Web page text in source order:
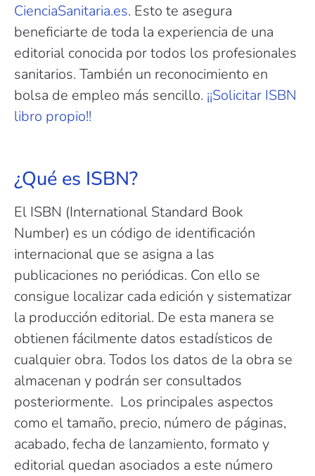
CienciaSanitaria.es. Esto te asegura
beneficiarte de toda la experiencia de una
editorial conocida por todos los profesionales
sanitarios. También un reconocimiento en
bolsa de empleo más sencillo. ¡¡Solicitar ISBN
libro propio!!
¿Qué es ISBN?
El ISBN (International Standard Book
Number) es un código de identificación
internacional que se asigna a las
publicaciones no periódicas. Con ello se
consigue localizar cada edición y sistematizar
la producción editorial. De esta manera se
obtienen fácilmente datos estadísticos de
cualquier obra. Todos los datos de la obra se
almacenan y podrán ser consultados
posteriormente. Los principales aspectos
como el tamaño, precio, número de páginas,
acabado, fecha de lanzamiento, formato y
editorial quedan asociados a este número